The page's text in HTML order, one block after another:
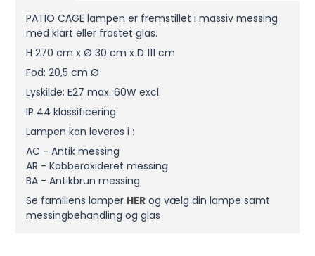
PATIO CAGE lampen er fremstillet i massiv messing
med klart eller frostet glas.
H 270 cm x Ø 30 cm x D 111 cm
Fod: 20,5 cm Ø
Lyskilde: E27 max. 60W excl.
IP 44 klassificering
Lampen kan leveres i :
AC - Antik messing
AR - Kobberoxideret messing
BA - Antikbrun messing
Se familiens lamper HER og vælg din lampe samt
messingbehandling og glas